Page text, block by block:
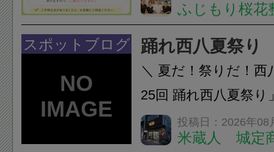
A: はい、受けられま
態を丁寧に確認した
います。必要に応じ
ン・CT・MRIなどの
ふじもり桜花
スポットブログ 踊れ西八夏祭り
＼ 夏だ！祭りだ！西
25回 踊れ西八夏祭
てくる！ 伝統の【阿
情熱の【よさこいソ
投稿日：2026年08
米蔵人 城定